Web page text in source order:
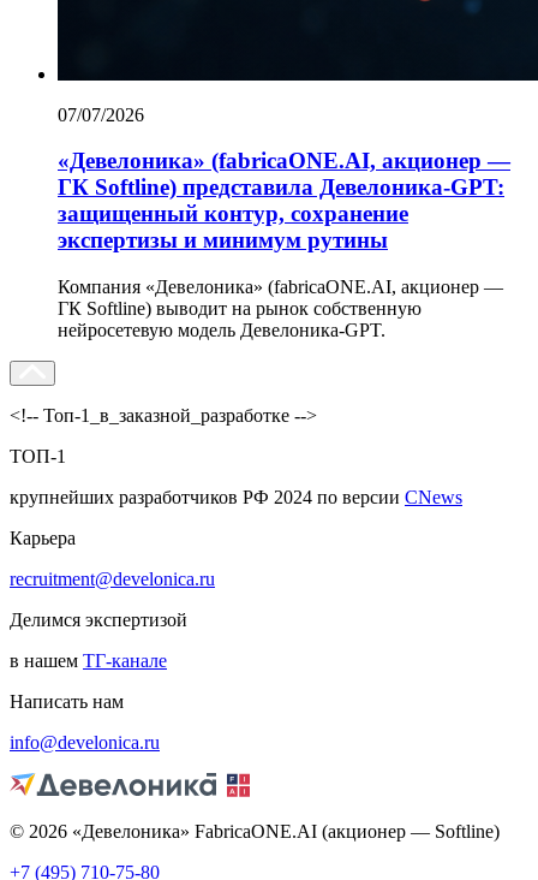
07/07/2026
«Девелоника» (fabricaONE.AI, акционер —
ГК Softline) представила Девелоника-GPT:
защищенный контур, сохранение
экспертизы и минимум рутины
Компания «Девелоника» (fabricaONE.AI, акционер —
ГК Softline) выводит на рынок собственную
нейросетевую модель Девелоника-GPT.
<!-- Топ-1_в_заказной_разработке -->
ТОП-1
крупнейших разработчиков РФ 2024 по версии CNews
Карьера
recruitment@develonica.ru
Делимся экспертизой
в нашем ТГ-канале
Написать нам
info@develonica.ru
© 2026 «Девелоника» FabricaONE.AI (акционер — Softline)
+7 (495) 710-75-80